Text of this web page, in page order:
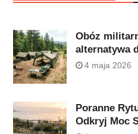
Obóz
alternatywa
4 maja 2026
Poranne
Odkryj Moc